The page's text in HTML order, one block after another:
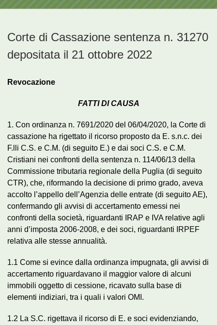
Corte di Cassazione sentenza n. 31270
depositata il 21 ottobre 2022
Revocazione
FATTI DI CAUSA
1. Con ordinanza n. 7691/2020 del 06/04/2020, la Corte di
cassazione ha rigettato il ricorso proposto da E. s.n.c. dei
F.lli C.S. e C.M. (di seguito E.) e dai soci C.S. e C.M.
Cristiani nei confronti della sentenza n. 114/06/13 della
Commissione tributaria regionale della Puglia (di seguito
CTR), che, riformando la decisione di primo grado, aveva
accolto l’appello dell’Agenzia delle entrate (di seguito AE),
confermando gli avvisi di accertamento emessi nei
confronti della società, riguardanti IRAP e IVA relative agli
anni d’imposta 2006-2008, e dei soci, riguardanti IRPEF
relativa alle stesse annualità.
1.1 Come si evince dalla ordinanza impugnata, gli avvisi di
accertamento riguardavano il maggior valore di alcuni
immobili oggetto di cessione, ricavato sulla base di
elementi indiziari, tra i quali i valori OMI.
1.2 La S.C. rigettava il ricorso di E. e soci evidenziando,